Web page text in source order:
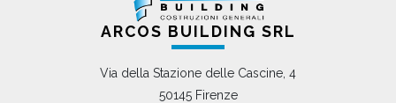
ARCOS BUILDING SRL
Via della Stazione delle Cascine, 4
50145 Firenze